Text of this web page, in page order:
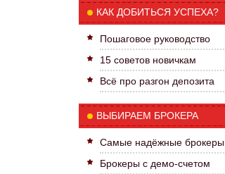
КАК ДОБИТЬСЯ УСПЕХА?
Пошаговое руководство
15 советов новичкам
Всё про разгон депозита
ВЫБИРАЕМ БРОКЕРА
Самые надёжные брокеры
Брокеры с демо-счетом